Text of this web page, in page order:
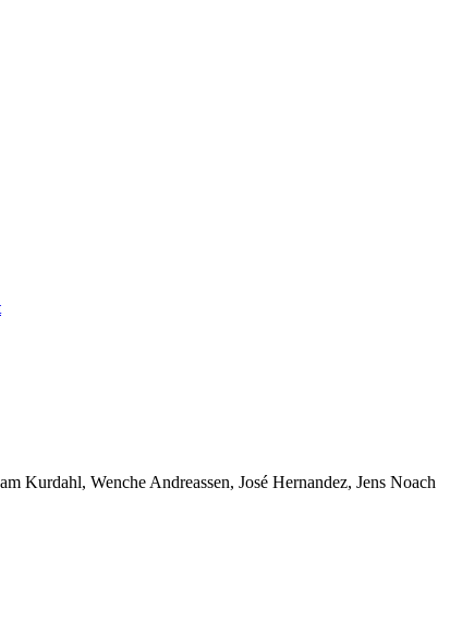
Kurdahl, Wenche Andreassen, José Hernandez, Jens Noach